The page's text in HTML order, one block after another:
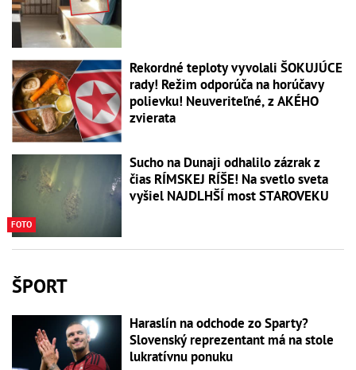
Rekordné teploty vyvolali ŠOKUJÚCE
rady! Režim odporúča na horúčavy
polievku! Neuveriteľné, z AKÉHO
zvierata
FOTO
Sucho na Dunaji odhalilo zázrak z
čias RÍMSKEJ RÍŠE! Na svetlo sveta
vyšiel NAJDLHŠÍ most STAROVEKU
ŠPORT
Haraslín na odchode zo Sparty?
Slovenský reprezentant má na stole
lukratívnu ponuku